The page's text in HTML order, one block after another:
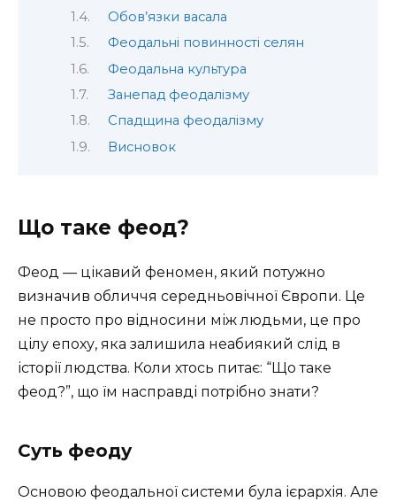
Обов’язки васала
Феодальні повинності селян
Феодальна культура
Занепад феодалізму
Спадщина феодалізму
Висновок
Що таке феод?
Феод — цікавий феномен, який потужно
визначив обличчя середньовічної Європи. Це
не просто про відносини між людьми, це про
цілу епоху, яка залишила неабиякий слід в
історії людства. Коли хтось питає: “Що таке
феод?”, що їм насправді потрібно знати?
Суть феоду
Основою феодальної системи була ієрархія. Але